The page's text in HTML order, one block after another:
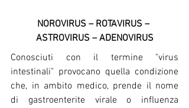
NOROVIRUS – ROTAVIRUS –
ASTROVIRUS – ADENOVIRUS
Conosciuti con il termine "virus
intestinali" provocano quella condizione
che, in ambito medico, prende il nome
di gastroenterite virale o influenza